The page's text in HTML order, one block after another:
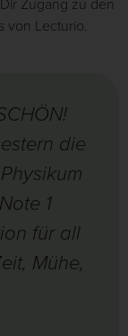
Zugang zu den
von Lecturio.
die
1
für all
Mühe,